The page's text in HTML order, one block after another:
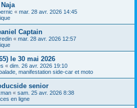
« mar. 28 avr. 2026 14:45
Captain
« mar. 28 avr. 2026 12:57
le 30 mai 2026
« dim. 26 avr. 2026 19:10
manifestation side-car et moto
senior
« sam. 25 avr. 2026 8:38
en ligne